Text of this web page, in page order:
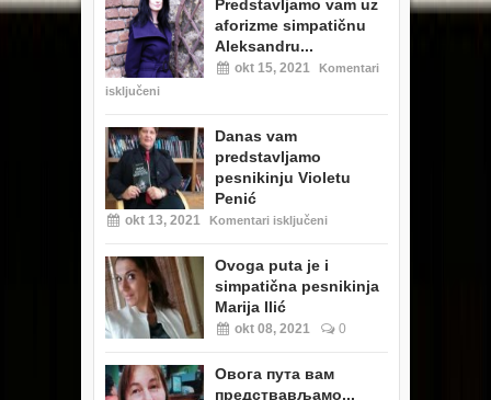
Predstavljamo vam uz
aforizme simpatičnu
Aleksandru...
okt 15, 2021
Komentari
isključeni
Danas vam
predstavljamo
pesnikinju Violetu
Penić
okt 13, 2021 Komentari isključeni
Ovoga puta je i
simpatična pesnikinja
Marija Ilić
okt 08, 2021 0
Овога пута вам
предствављамо...